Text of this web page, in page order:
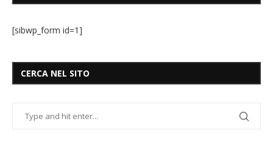
[sibwp_form id=1]
CERCA NEL SITO